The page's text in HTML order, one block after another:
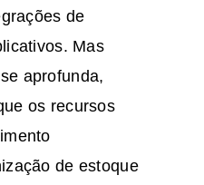
de
Mas
aprofunda,
os recursos
de estoque